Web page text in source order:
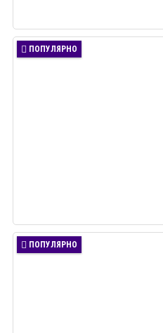
ПОПУЛЯРНО
ПОПУЛЯРНО